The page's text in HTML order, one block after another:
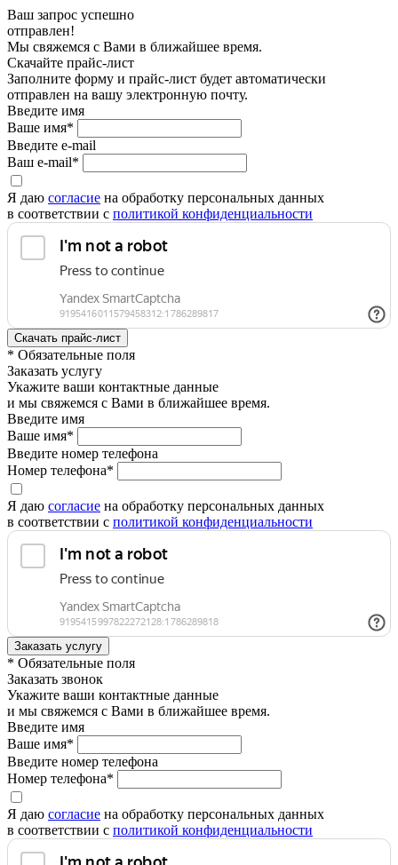
Ваш запрос успешно
отправлен!
Мы свяжемся с Вами в ближайшее время.
Скачайте прайс-лист
Заполните форму и прайс-лист будет автоматически
отправлен на вашу электронную почту.
Введите имя
Ваше имя*
Введите e-mail
Ваш e-mail*
Я даю согласие на обработку персональных данных
в соответствии с политикой конфиденциальности
* Обязательные поля
Заказать услугу
Укажите ваши контактные данные
и мы свяжемся с Вами в ближайшее время.
Введите имя
Ваше имя*
Введите номер телефона
Номер телефона*
Я даю согласие на обработку персональных данных
в соответствии с политикой конфиденциальности
* Обязательные поля
Заказать звонок
Укажите ваши контактные данные
и мы свяжемся с Вами в ближайшее время.
Введите имя
Ваше имя*
Введите номер телефона
Номер телефона*
Я даю согласие на обработку персональных данных
в соответствии с политикой конфиденциальности